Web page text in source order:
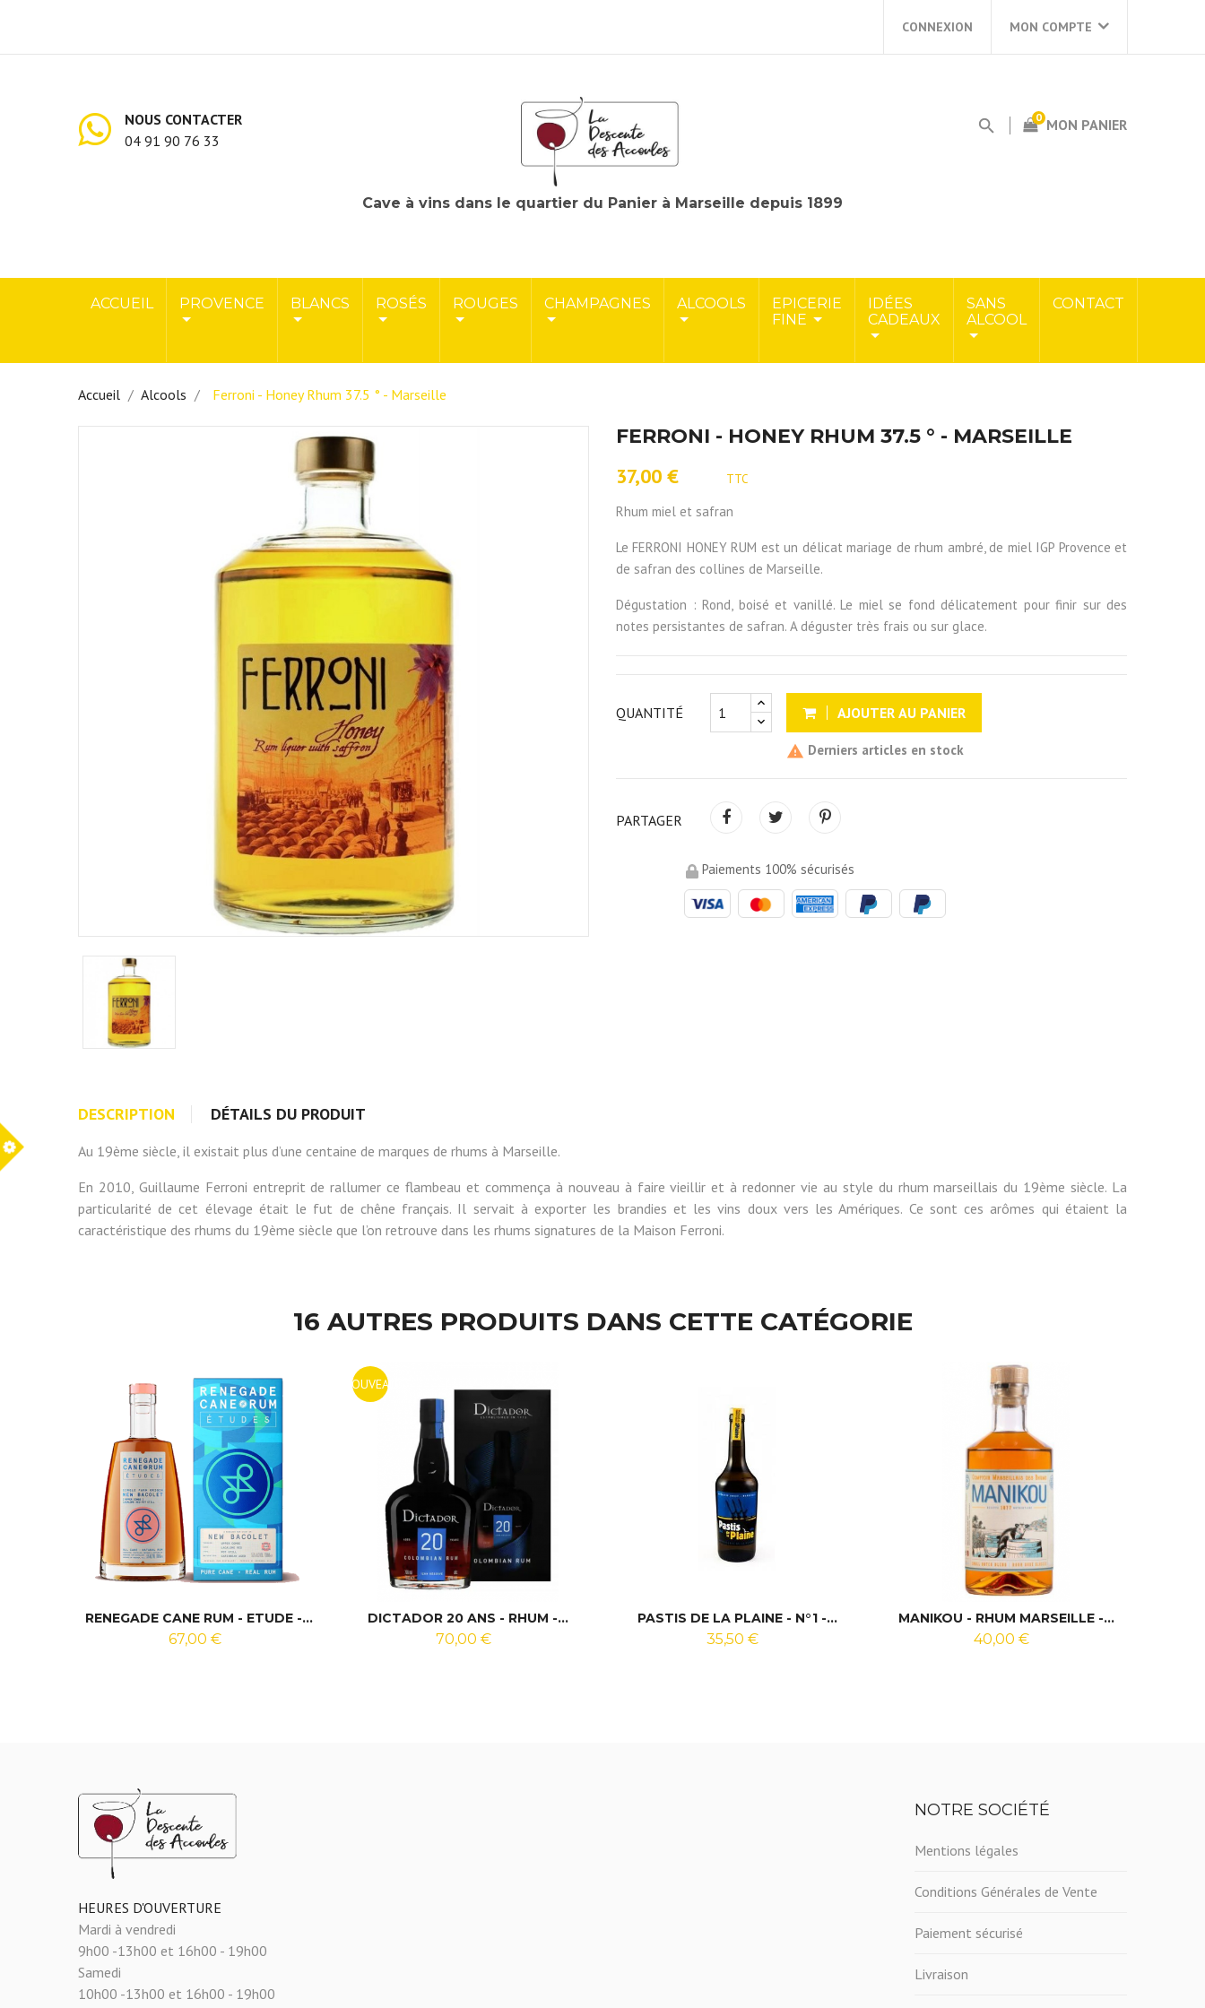
MON COMPTE
CONNEXION
NOUS CONTACTER
04 91 90 76 33
MON PANIER
0
Cave à vins dans le quartier du Panier à Marseille depuis 1899
ACCUEIL PROVENCE BLANCS ROSÉS ROUGES CHAMPAGNES ALCOOLS
EPICERIE
FINE
IDÉES
CADEAUX
SANS
ALCOOL
CONTACT
Accueil Alcools Ferroni - Honey Rhum 37.5 ° - Marseille
FERRONI - HONEY RHUM 37.5 ° - MARSEILLE
37,00 € TTC
Rhum miel et safran
Le FERRONI HONEY RUM est un délicat mariage de rhum ambré, de miel IGP Provence et
de safran des collines de Marseille.
Dégustation : Rond, boisé et vanillé. Le miel se fond délicatement pour finir sur des
notes persistantes de safran. A déguster très frais ou sur glace.
QUANTITÉ AJOUTER AU PANIER
 Derniers articles en stock
PARTAGER
Paiements 100% sécurisés
DESCRIPTION DÉTAILS DU PRODUIT
Au 19ème siècle, il existait plus d’une centaine de marques de rhums à Marseille.
En 2010, Guillaume Ferroni entreprit de rallumer ce flambeau et commença à nouveau à faire vieillir et à redonner vie au style du rhum marseillais du 19ème siècle. La
particularité de cet élevage était le fut de chêne français. Il servait à exporter les brandies et les vins doux vers les Amériques. Ce sont ces arômes qui étaient la
caractéristique des rhums du 19ème siècle que l’on retrouve dans les rhums signatures de la Maison Ferroni.
16 AUTRES PRODUITS DANS CETTE CATÉGORIE
RENEGADE CANE RUM - ETUDE -...
67,00 €
NOUVEAU
DICTADOR 20 ANS - RHUM -...
70,00 €
PASTIS DE LA PLAINE - N°1 -...
35,50 €
MANIKOU - RHUM MARSEILLE -...
40,00 €
HEURES D'OUVERTURE
Mardi à vendredi
9h00 -13h00 et 16h00 - 19h00
Samedi
10h00 -13h00 et 16h00 - 19h00
NOTRE SOCIÉTÉ
Mentions légales
Conditions Générales de Vente
Paiement sécurisé
Livraison